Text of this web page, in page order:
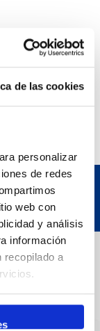
de las cookies
personalizar
de redes
web con
y análisis
información
recopilado a
Tarragona